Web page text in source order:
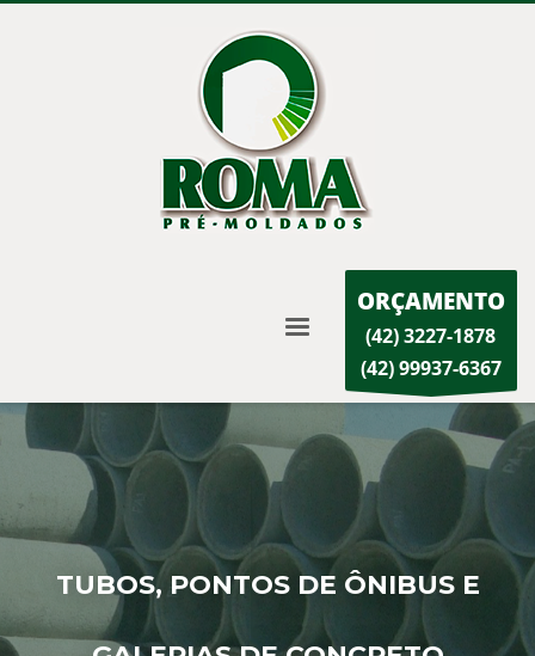
ORÇAMENTO
(42) 3227-1878
(42) 99937-6367
TUBOS, PONTOS DE ÔNIBUS E